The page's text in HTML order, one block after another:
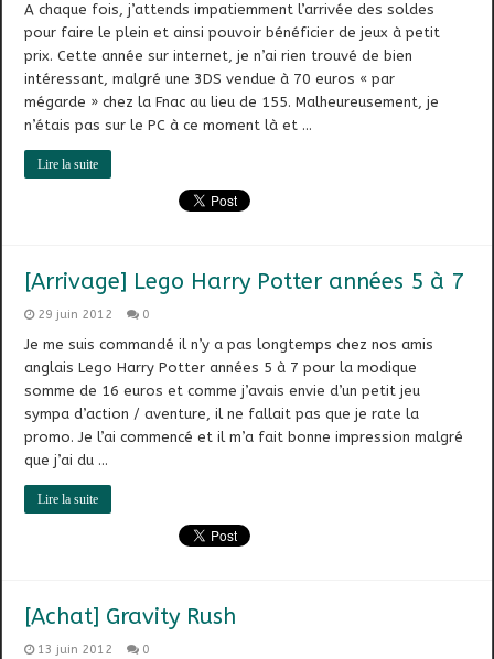
A chaque fois, j’attends impatiemment l’arrivée des soldes
pour faire le plein et ainsi pouvoir bénéficier de jeux à petit
prix. Cette année sur internet, je n’ai rien trouvé de bien
intéressant, malgré une 3DS vendue à 70 euros « par
mégarde » chez la Fnac au lieu de 155. Malheureusement, je
n’étais pas sur le PC à ce moment là et …
Lire la suite
[Arrivage] Lego Harry Potter années 5 à 7
29 juin 2012 0
Je me suis commandé il n’y a pas longtemps chez nos amis
anglais Lego Harry Potter années 5 à 7 pour la modique
somme de 16 euros et comme j’avais envie d’un petit jeu
sympa d’action / aventure, il ne fallait pas que je rate la
promo. Je l’ai commencé et il m’a fait bonne impression malgré
que j’ai du …
Lire la suite
[Achat] Gravity Rush
13 juin 2012 0